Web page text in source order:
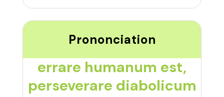
Prononciation
errare humanum est,
perseverare diabolicum